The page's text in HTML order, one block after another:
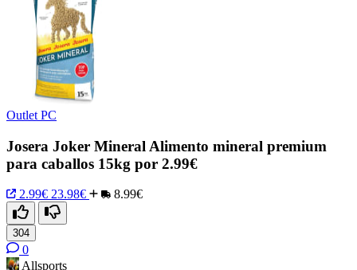
Outlet PC
Josera Joker Mineral Alimento mineral premium
para caballos 15kg por 2.99€
2.99€ 23.98€ 8.99€
304
0
Allsports